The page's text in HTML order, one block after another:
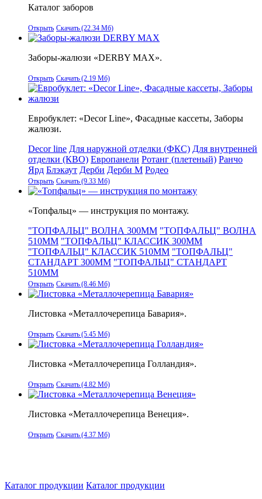
Каталог заборов
Открыть Скачать (22.34 Мб)
Заборы-жалюзи «DERBY MAX».
Открыть Скачать (2.19 Мб)
Евробуклет: «Decor Line», Фасадные кассеты, Заборы
жалюзи.
Decor line Для наружной отделки (ФКС) Для внутренней
отделки (КВО) Европанели Ротанг (плетеный) Ранчо
Ярд Блэкаут Дерби Дерби М Родео
Открыть Скачать (9.33 Мб)
«Топфальц» — инструкция по монтажу.
"ТОПФАЛЬЦ" ВОЛНА 300ММ "ТОПФАЛЬЦ" ВОЛНА
510ММ "ТОПФАЛЬЦ" КЛАССИК 300ММ
"ТОПФАЛЬЦ" КЛАССИК 510ММ "ТОПФАЛЬЦ"
СТАНДАРТ 300ММ "ТОПФАЛЬЦ" СТАНДАРТ
510ММ
Открыть Скачать (8.46 Мб)
Листовка «Металлочерепица Бавария».
Открыть Скачать (5.45 Мб)
Листовка «Металлочерепица Голландия».
Открыть Скачать (4.82 Мб)
Листовка «Металлочерепица Венеция».
Открыть Скачать (4.37 Мб)
Каталог продукции Каталог продукции